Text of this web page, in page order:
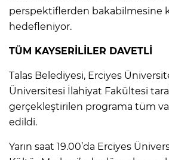
perspektiflerden bakabilmesine
hedefleniyor.
TÜM KAYSERİLİLER DAVETLİ
Talas Belediyesi, Erciyes
Üniversitesi İlahiyat Fakültesi
gerçekleştirilen programa tüm
edildi.
Yarın saat 19.00’da Erciyes